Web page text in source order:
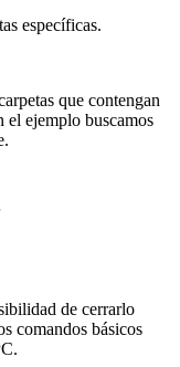
específicas.
que contengan
el ejemplo buscamos
de cerrarlo
comandos básicos